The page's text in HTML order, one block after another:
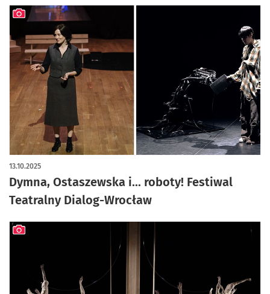
Dymna, Ostaszewska i... roboty! Festiwal
Teatralny Dialog-Wrocław
13.10.2025
artykuł z galerią zdjęć